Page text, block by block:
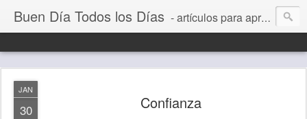
Buen Día Todos los Días - artículos para aprender a vivir mejor, un día a la vez. Por Juan C Quintero
JAN
30 Confianza